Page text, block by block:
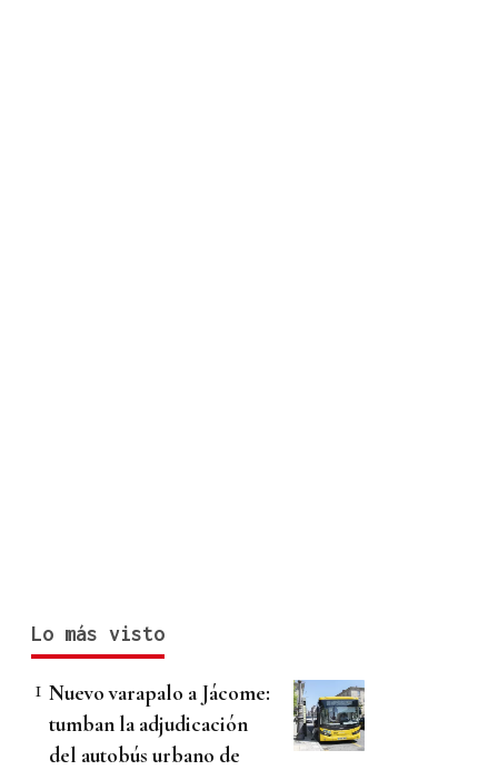
Lo más visto
Nuevo varapalo a Jácome:
tumban la adjudicación
del autobús urbano de